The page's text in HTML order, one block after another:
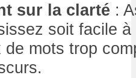
sur la clarté :
soit facile
de mots trop